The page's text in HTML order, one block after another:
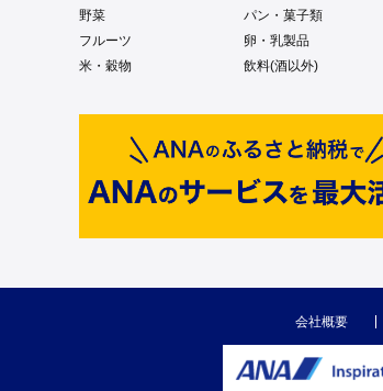
野菜
パン・菓子類
フルーツ
卵・乳製品
米・穀物
飲料(酒以外)
会社概要